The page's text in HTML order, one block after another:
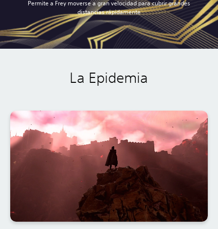
Permite a Frey moverse a gran velocidad para cubrir grandes
distancias rápidamente
La Epidemia